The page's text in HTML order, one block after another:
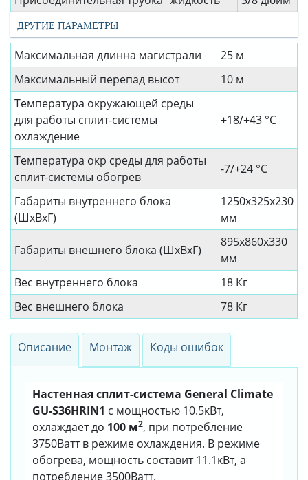
ДРУГИЕ ПАРАМЕТРЫ
Максимальная длинна магистрали
25 м
Максимальный перепад высот
10 м
Температура окружающей среды
для работы сплит-системы
охлаждение
+18/+43 °C
Температура окр среды для работы
сплит-системы обогрев
-7/+24 °C
Габариты внутреннего блока
(ШхВхГ)
1250х325х230
мм
Габариты внешнего блока (ШхВхГ)
895х860х330
мм
Вес внутреннего блока
18 Кг
Вес внешнего блока
78 Кг
Описание Монтаж Коды ошибок
Настенная сплит-система General Climate
GU-S36HRIN1 с мощностью 10.5кВт,
охлаждает до 100 м2, при потребление
3750Ватт в режиме охлаждения. В режиме
обогрева, мощность составит 11.1кВт, а
потребление 3500Ватт.